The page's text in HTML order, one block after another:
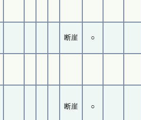
断崖 ○
断崖 ○